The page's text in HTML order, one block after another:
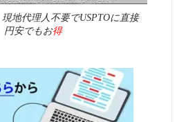
地代理人不要でUSPTOに直接
安でもお得